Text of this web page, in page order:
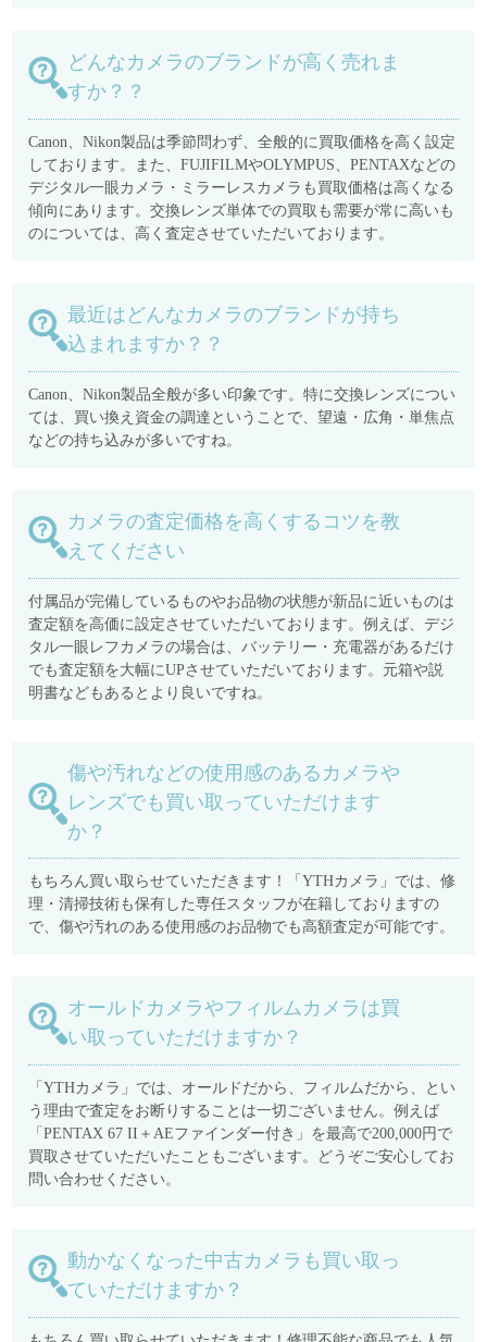
どんなカメラのブランドが高く売れま
すか？？
Canon、Nikon製品は季節問わず、全般的に買取価格を高く設定
しております。また、FUJIFILMやOLYMPUS、PENTAXなどの
デジタル一眼カメラ・ミラーレスカメラも買取価格は高くなる
傾向にあります。交換レンズ単体での買取も需要が常に高いも
のについては、高く査定させていただいております。
最近はどんなカメラのブランドが持ち
込まれますか？？
Canon、Nikon製品全般が多い印象です。特に交換レンズについ
ては、買い換え資金の調達ということで、望遠・広角・単焦点
などの持ち込みが多いですね。
カメラの査定価格を高くするコツを教
えてください
付属品が完備しているものやお品物の状態が新品に近いものは
査定額を高価に設定させていただいております。例えば、デジ
タル一眼レフカメラの場合は、バッテリー・充電器があるだけ
でも査定額を大幅にUPさせていただいております。元箱や説
明書などもあるとより良いですね。
傷や汚れなどの使用感のあるカメラや
レンズでも買い取っていただけます
か？
もちろん買い取らせていただきます！「YTHカメラ」では、修
理・清掃技術も保有した専任スタッフが在籍しておりますの
で、傷や汚れのある使用感のお品物でも高額査定が可能です。
オールドカメラやフィルムカメラは買
い取っていただけますか？
「YTHカメラ」では、オールドだから、フィルムだから、とい
う理由で査定をお断りすることは一切ございません。例えば
「PENTAX 67 II＋AEファインダー付き」を最高で200,000円で
買取させていただいたこともございます。どうぞご安心してお
問い合わせください。
動かなくなった中古カメラも買い取っ
ていただけますか？